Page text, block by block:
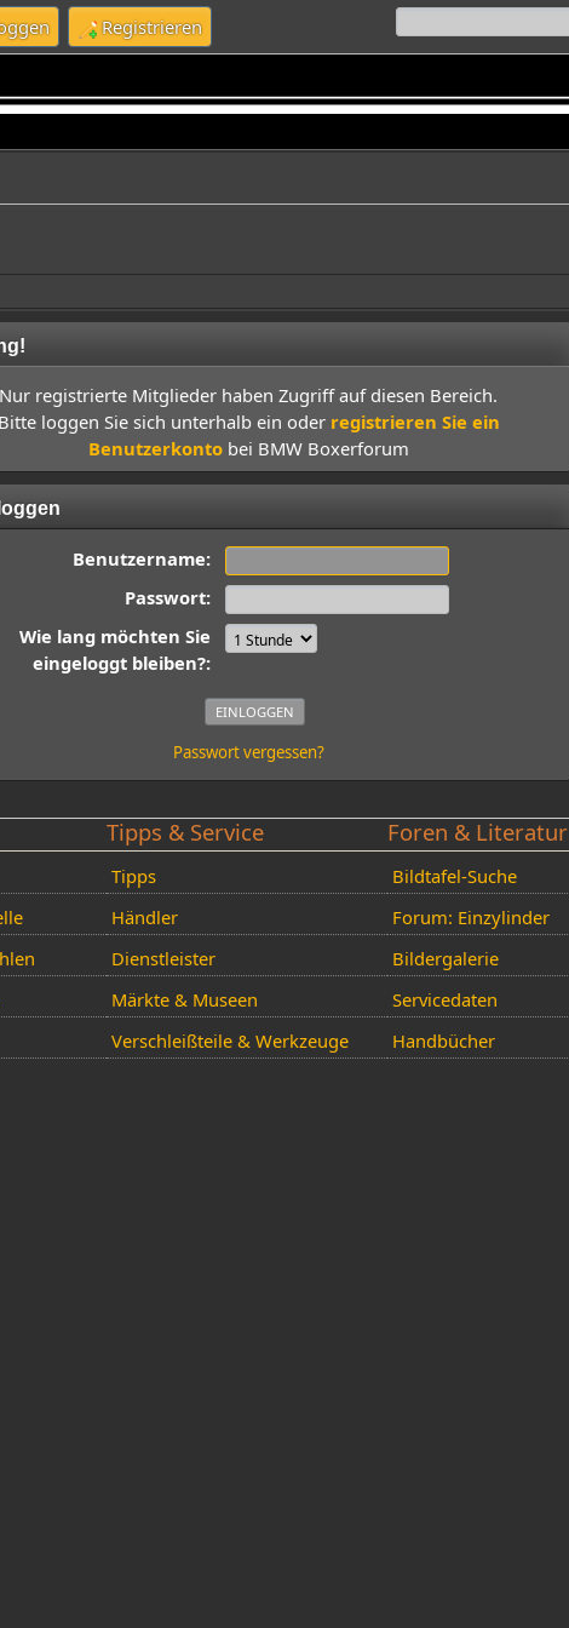
Registrieren
Nur registrierte Mitglieder haben Zugriff auf diesen Bereich.
Bitte loggen Sie sich unterhalb ein oder registrieren Sie ein
Benutzerkontobei BMW Boxerforum
Benutzername:
Passwort:
Wie lang möchten Sie
eingeloggt bleiben?:
Passwort vergessen?
Tipps & Service
Tipps
Händler
Dienstleister
Märkte & Museen
Verschleißteile & Werkzeuge
Foren & Literatur
Bildtafel-Suche
Forum: Einzylinder
Bildergalerie
Servicedaten
Handbücher